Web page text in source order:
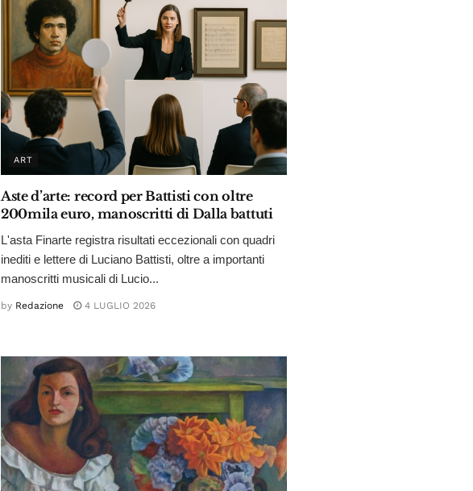
ART
Aste d’arte: record per Battisti con oltre
200mila euro, manoscritti di Dalla battuti
L'asta Finarte registra risultati eccezionali con quadri
inediti e lettere di Luciano Battisti, oltre a importanti
manoscritti musicali di Lucio...
by Redazione 4 LUGLIO 2026